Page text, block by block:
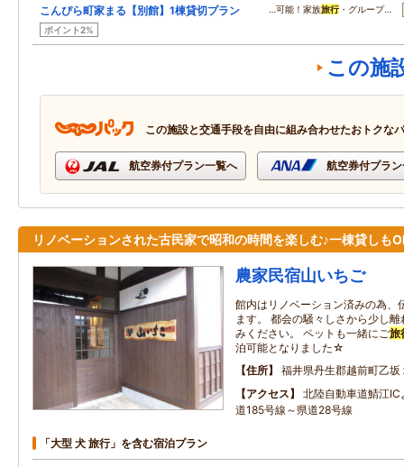
こんぴら町家まる【別館】1棟貸切プラン
ポイント2%
…可能！家族旅行・グループ…
この施
この施設と交通手段を自由に組み合わせたおトクな
航空券付プラン一覧へ 航空券付プラ
リノベーションされた古民家で昭和の時間を楽しむ♪一棟貸しも
農家民宿山いちご
館内はリノベーション済みの為、
ます。 都会の騒々しさから少し
みください。 ペットも一緒にご旅
泊可能となりました☆
住所
福井県丹生郡越前町乙
アクセス
北陸自動車道鯖江
道185号線～県道28号線
「大型 犬 旅行」を含む宿泊プラン